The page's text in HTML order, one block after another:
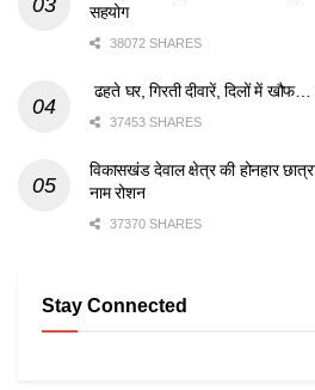
सहयोग
38072 SHARES
ढहते घर, गिरती दीवारें, दिलों में खौफ…
37453 SHARES
विकासखंड देवाल क्षेत्र की होनहार
नाम रोशन
37370 SHARES
Stay Connected